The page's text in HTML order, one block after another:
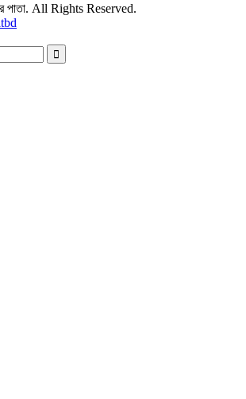
পাতা. All Rights Reserved.